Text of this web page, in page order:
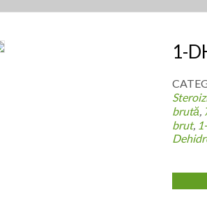
1-
brută,
brut,